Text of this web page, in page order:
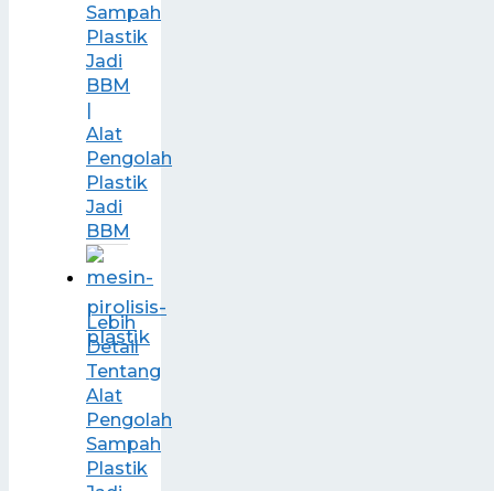
Sampah
Plastik
Jadi
BBM
|
Alat
Pengolah
Plastik
Jadi
BBM
Lebih
Detail
Tentang
Alat
Pengolah
Sampah
Plastik